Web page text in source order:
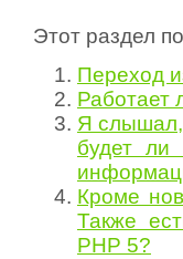
Этот раздел
Переход
Работает
Я слышал,
будет ли
Кроме
Также
PHP 5?